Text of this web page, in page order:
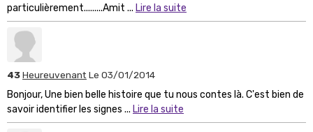
particulièrement.........Amit ... Lire la suite
43Heureuvenant Le 03/01/2014
Bonjour, Une bien belle histoire que tu nous contes là. C'est bien de
savoir identifier les signes ... Lire la suite